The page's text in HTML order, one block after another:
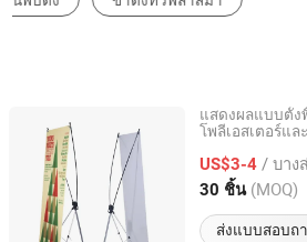
แสดงผลแบบตั้
โพลีเอสเตอร์แ
US$3-4 / บาง
30 ชิ้น (MOQ)
ส่งแบบสอบถ
Guangzhou Wematch Ad. Material
Guangdong, China อัตร